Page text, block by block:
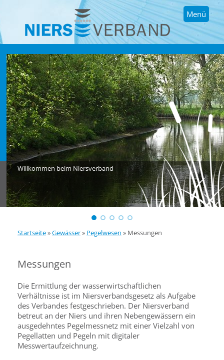
Menü
Willkommen beim Niersverband
Startseite»Gewässer» Pegelwesen » Messungen
Messungen
Die Ermittlung der wasserwirtschaftlichen
Verhältnisse ist im Niersverbandsgesetz als Aufgabe
des Verbandes festgeschrieben. Der Niersverband
betreut an der Niers und ihren Nebengewässern ein
ausgedehntes Pegelmessnetz mit einer Vielzahl von
Pegellatten und Pegeln mit digitaler
Messwertaufzeichnung.